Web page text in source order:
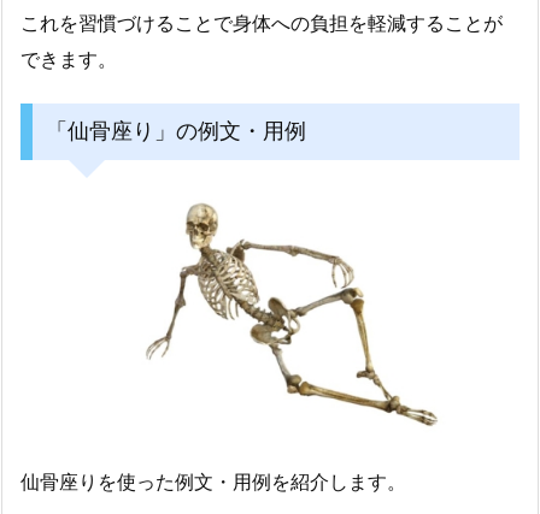
これを習慣づけることで身体への負担を軽減することが
できます。
「仙骨座り」の例文・用例
仙骨座りを使った例文・用例を紹介します。